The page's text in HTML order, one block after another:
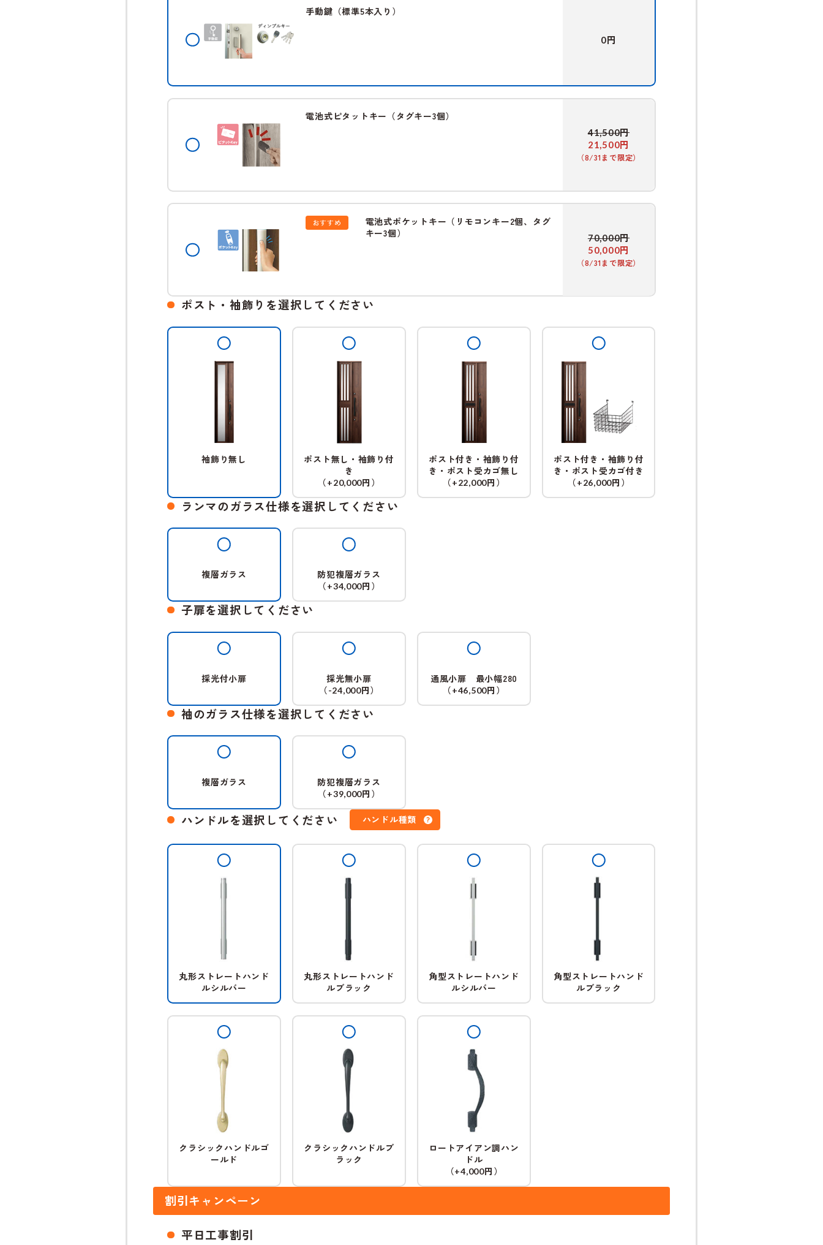
手動鍵（標準5本入り）
0円
電池式ピタットキー（タグキー3個）
41,500円
21,500円
（8/31まで限定）
おすすめ
電池式ポケットキー（リモコンキー2個、タグ
キー3個）
70,000円
50,000円
（8/31まで限定）
ポスト・袖飾りを選択してください
袖飾り無し
ポスト無し・袖飾り付
き
（+20,000円）
ポスト付き・袖飾り付
き・ポスト受カゴ無し
（+22,000円）
ポスト付き・袖飾り付
き・ポスト受カゴ付き
（+26,000円）
ランマのガラス仕様を選択してください
複層ガラス
防犯複層ガラス
（+34,000円）
子扉を選択してください
採光付小扉
採光無小扉
（-24,000円）
通風小扉 最小幅280
（+46,500円）
袖のガラス仕様を選択してください
複層ガラス
防犯複層ガラス
（+39,000円）
ハンドルを選択してください ハンドル種類
丸形ストレートハンド
ルシルバー
丸形ストレートハンド
ルブラック
角型ストレートハンド
ルシルバー
角型ストレートハンド
ルブラック
クラシックハンドルゴ
ールド
クラシックハンドルブ
ラック
ロートアイアン調ハン
ドル
（+4,000円）
割引キャンペーン
平日工事割引